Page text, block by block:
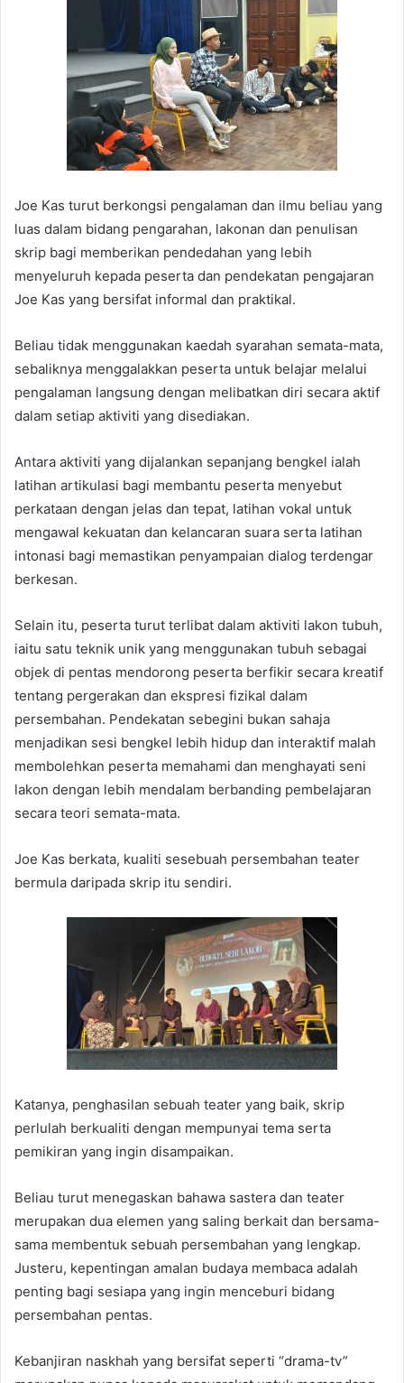
Joe Kas turut berkongsi pengalaman dan ilmu beliau yang
luas dalam bidang pengarahan, lakonan dan penulisan
skrip bagi memberikan pendedahan yang lebih
menyeluruh kepada peserta dan pendekatan pengajaran
Joe Kas yang bersifat informal dan praktikal.
Beliau tidak menggunakan kaedah syarahan semata-mata,
sebaliknya menggalakkan peserta untuk belajar melalui
pengalaman langsung dengan melibatkan diri secara aktif
dalam setiap aktiviti yang disediakan.
Antara aktiviti yang dijalankan sepanjang bengkel ialah
latihan artikulasi bagi membantu peserta menyebut
perkataan dengan jelas dan tepat, latihan vokal untuk
mengawal kekuatan dan kelancaran suara serta latihan
intonasi bagi memastikan penyampaian dialog terdengar
berkesan.
Selain itu, peserta turut terlibat dalam aktiviti lakon tubuh,
iaitu satu teknik unik yang menggunakan tubuh sebagai
objek di pentas mendorong peserta berfikir secara kreatif
tentang pergerakan dan ekspresi fizikal dalam
persembahan. Pendekatan sebegini bukan sahaja
menjadikan sesi bengkel lebih hidup dan interaktif malah
membolehkan peserta memahami dan menghayati seni
lakon dengan lebih mendalam berbanding pembelajaran
secara teori semata-mata.
Joe Kas berkata, kualiti sesebuah persembahan teater
bermula daripada skrip itu sendiri.
Katanya, penghasilan sebuah teater yang baik, skrip
perlulah berkualiti dengan mempunyai tema serta
pemikiran yang ingin disampaikan.
Beliau turut menegaskan bahawa sastera dan teater
merupakan dua elemen yang saling berkait dan bersama-
sama membentuk sebuah persembahan yang lengkap.
Justeru, kepentingan amalan budaya membaca adalah
penting bagi sesiapa yang ingin menceburi bidang
persembahan pentas.
Kebanjiran naskhah yang bersifat seperti “drama-tv”